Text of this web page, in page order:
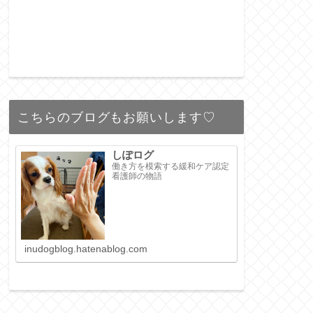
こちらのブログもお願いします♡
しぽログ
働き方を模索する緩和ケア認定
看護師の物語
inudogblog.hatenablog.com